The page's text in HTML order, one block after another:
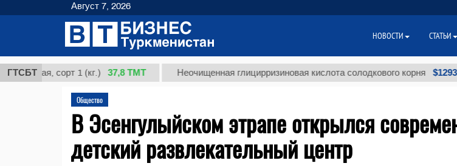
ГТСБТ
сорт 1 (кг.) 37,8 ТМТ Неочищенная глицирризиновая кислота солодкового корня $12935,18
Общество
В Эсенгулыйском этрапе открылся
детский развлекательный центр
Август 7, 2026
НОВОСТИ СТАТЬИ